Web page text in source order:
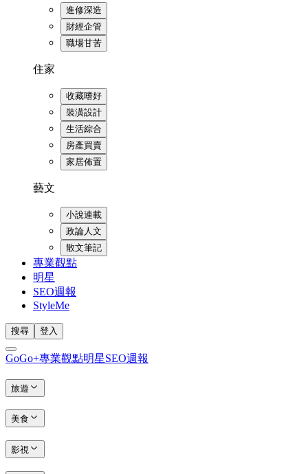
進修深造
財經企管
職場甘苦
住家
收藏嗜好
裝潢設計
生活綜合
房產買賣
家居佈置
藝文
小說連載
政論人文
散文筆記
專業觀點
明星
SEO週報
StyleMe
搜尋 登入
GoGo+專業觀點明星SEO週報
旅遊
美食
影視